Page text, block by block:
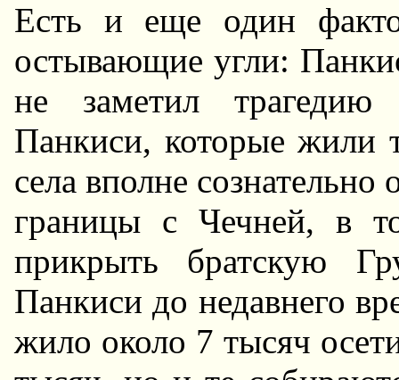
Есть и еще один
остывающие угли:
не заметил трагедию
Панкиси, которые жили
села вполне сознательно
границы с Чечней, в
прикрыть братскую
Панкиси до недавнего
жило около 7 тысяч